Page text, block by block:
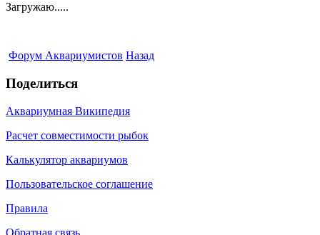
Загружаю.....
Форум Аквариумистов Назад
Поделиться
Аквариумная Википедия
Расчет совместимости рыбок
Калькулятор аквариумов
Пользовательское соглашение
Правила
Обратная связь